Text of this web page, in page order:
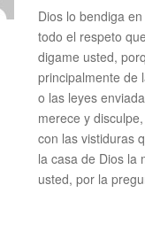
Dios lo bendiga
todo el respeto
digame usted,
principalmente de
o las leyes
merece y
con las vistiduras
la casa de Dios la
usted, por la